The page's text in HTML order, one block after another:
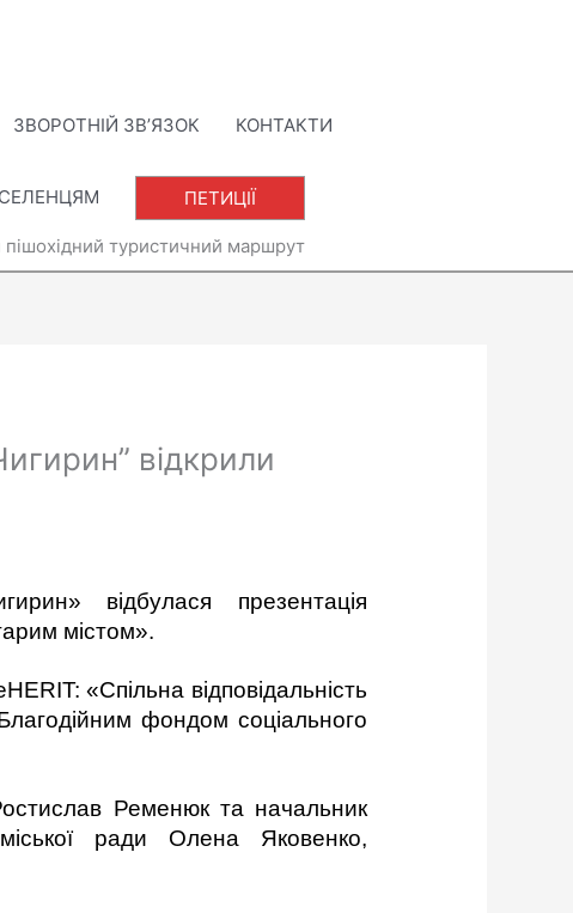
ЗВОРОТНІЙ ЗВ’ЯЗОК КОНТАКТИ
ПЕТИЦІЇ
пішохідний туристичний маршрут
відкрили
відбулася презентація
містом».
«Спільна відповідальність
фондом соціального
Ременюк та начальник
міської ради Олена Яковенко,